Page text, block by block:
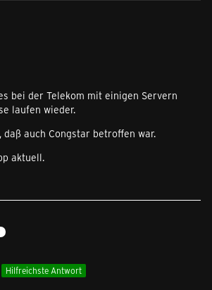
bei der Telekom mit einigen Servern
laufen wieder.
daß auch Congstar betroffen war.
aktuell.
Hilfreichste Antwort